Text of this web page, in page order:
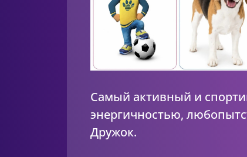
Самый активный и
энергичностью,
Дружок.